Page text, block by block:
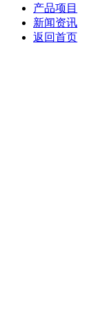
产品项目
新闻资讯
返回首页